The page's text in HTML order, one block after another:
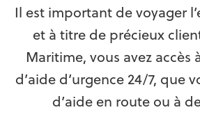
Il est important de voyager
et à titre de précieux
Maritime, vous avez accès
d’aide d’urgence 24/7, que
d’aide en route ou à